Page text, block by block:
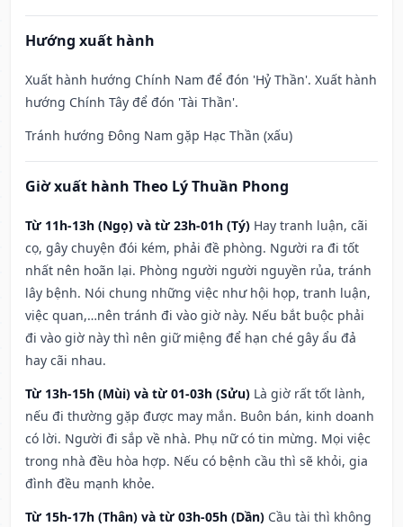
Hướng xuất hành
Xuất hành hướng Chính Nam để đón 'Hỷ Thần'. Xuất hành
hướng Chính Tây để đón 'Tài Thần'.
Tránh hướng Đông Nam gặp Hạc Thần (xấu)
Giờ xuất hành Theo Lý Thuần Phong
Từ 11h-13h (Ngọ) và từ 23h-01h (Tý) Hay tranh luận, cãi
cọ, gây chuyện đói kém, phải đề phòng. Người ra đi tốt
nhất nên hoãn lại. Phòng người người nguyền rủa, tránh
lây bệnh. Nói chung những việc như hội họp, tranh luận,
việc quan,…nên tránh đi vào giờ này. Nếu bắt buộc phải
đi vào giờ này thì nên giữ miệng để hạn ché gây ẩu đả
hay cãi nhau.
Từ 13h-15h (Mùi) và từ 01-03h (Sửu) Là giờ rất tốt lành,
nếu đi thường gặp được may mắn. Buôn bán, kinh doanh
có lời. Người đi sắp về nhà. Phụ nữ có tin mừng. Mọi việc
trong nhà đều hòa hợp. Nếu có bệnh cầu thì sẽ khỏi, gia
đình đều mạnh khỏe.
Từ 15h-17h (Thân) và từ 03h-05h (Dần) Cầu tài thì không